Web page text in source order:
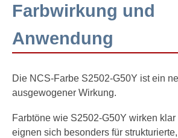
Farbwirkung und
Anwendung
Die NCS-Farbe S2502-G50Y ist ein
ausgewogener Wirkung.
Farbtöne wie S2502-G50Y wirken klar
eignen sich besonders für